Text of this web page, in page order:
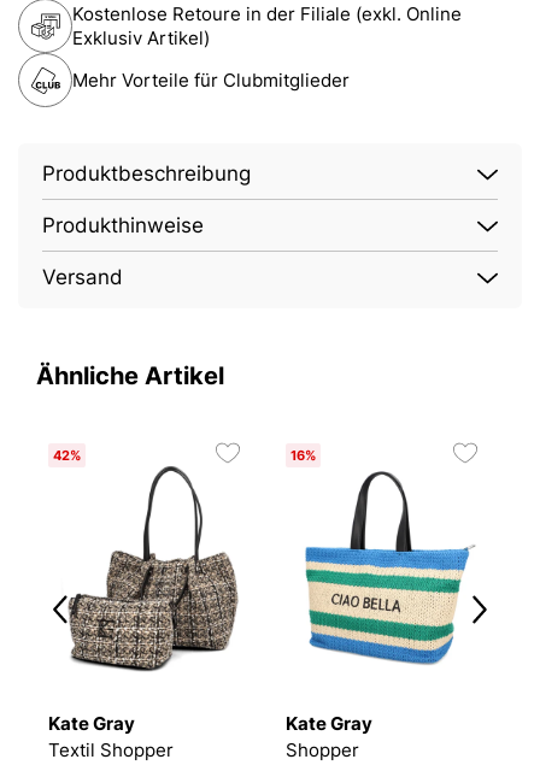
Kostenlose Retoure in der Filiale (exkl. Online
Exklusiv Artikel)
Mehr Vorteile für Clubmitglieder
Produktbeschreibung
Produkthinweise
Versand
Ähnliche Artikel
42%
Kate Gray
Textil Shopper
16%
Kate Gray
Shopper